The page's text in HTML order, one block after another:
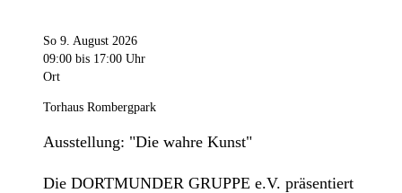
So 9. August 2026
09:00 bis 17:00 Uhr
Ort
Torhaus Rombergpark
Ausstellung: "Die wahre Kunst"
Die DORTMUNDER GRUPPE e.V. präsentiert